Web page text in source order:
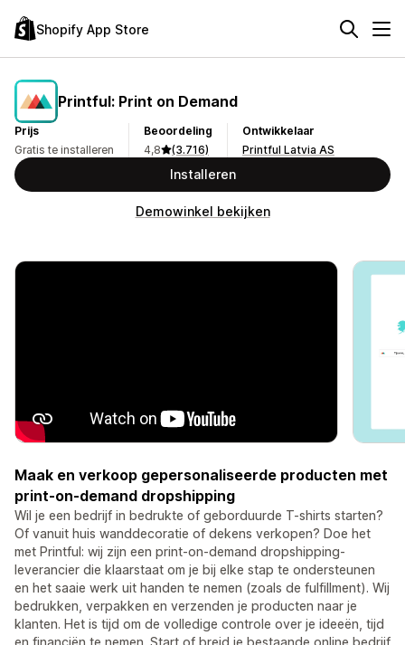
Shopify App Store
Printful: Print on Demand
Prijs
Gratis te installeren
Beoordeling
4,8
(3.716)
Ontwikkelaar
Printful Latvia AS
Installeren
Demowinkel bekijken
Maak en verkoop gepersonaliseerde producten met
print-on-demand dropshipping
Wil je een bedrijf in bedrukte of geborduurde T-shirts starten?
Of vanuit huis wanddecoratie of dekens verkopen? Doe het
met Printful: wij zijn een print-on-demand dropshipping-
leverancier die klaarstaat om je bij elke stap te ondersteunen
en het saaie werk uit handen te nemen (zoals de fulfillment). Wij
bedrukken, verpakken en verzenden je producten naar je
klanten. Het is tijd om de volledige controle over je ideeën, tijd